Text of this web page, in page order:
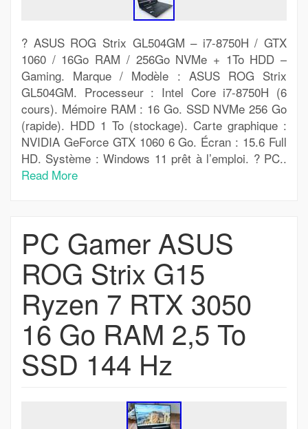
? ASUS ROG Strix GL504GM – i7-8750H / GTX
1060 / 16Go RAM / 256Go NVMe + 1To HDD –
Gaming. Marque / Modèle : ASUS ROG Strix
GL504GM. Processeur : Intel Core i7-8750H (6
cours). Mémoire RAM : 16 Go. SSD NVMe 256 Go
(rapide). HDD 1 To (stockage). Carte graphique :
NVIDIA GeForce GTX 1060 6 Go. Écran : 15.6 Full
HD. Système : Windows 11 prêt à l’emploi. ? PC..
Read More
PC Gamer ASUS
ROG Strix G15
Ryzen 7 RTX 3050
16 Go RAM 2,5 To
SSD 144 Hz